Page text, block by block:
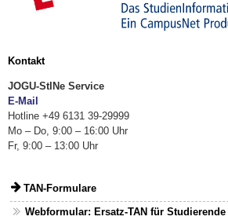
Kontakt
JOGU-StINe Service
E-Mail
Hotline +49 6131 39-29999
Mo – Do, 9:00 – 16:00 Uhr
Fr, 9:00 – 13:00 Uhr
TAN-Formulare
Webformular: Ersatz-TAN für Studierende